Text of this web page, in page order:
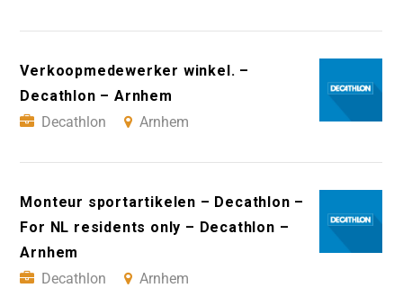
Verkoopmedewerker winkel. –
Decathlon – Arnhem
Decathlon
Arnhem
Monteur sportartikelen – Decathlon –
For NL residents only – Decathlon –
Arnhem
Decathlon
Arnhem